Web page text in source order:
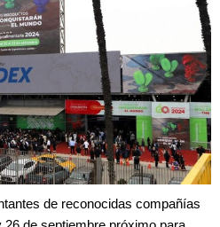
de reconocidas compañías